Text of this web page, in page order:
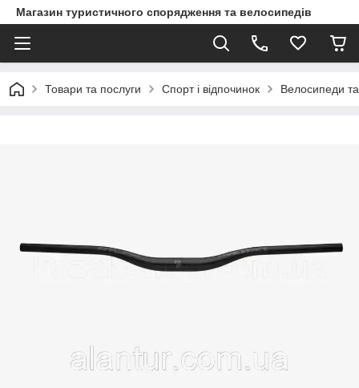
Магазин туристичного спорядження та велосипедів
Товари та послуги Спорт і відпочинок Велосипеди